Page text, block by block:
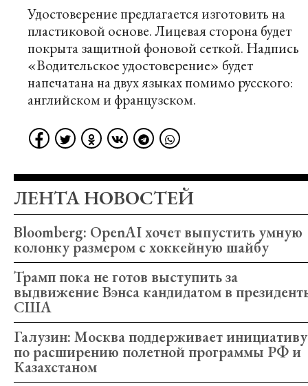
Удостоверение предлагается изготовить на
пластиковой основе. Лицевая сторона будет
покрыта защитной фоновой сеткой. Надпись
«Водительское удостоверение» будет
напечатана на двух языках помимо русского:
английском и французском.
ЛЕНТА НОВОСТЕЙ
Bloomberg: OpenAI хочет выпустить умную
колонку размером с хоккейную шайбу
Трамп пока не готов выступить за
выдвижение Вэнса кандидатом в
США
Галузин: Москва поддерживает инициативу
по расширению полетной программы РФ и
Казахстаном